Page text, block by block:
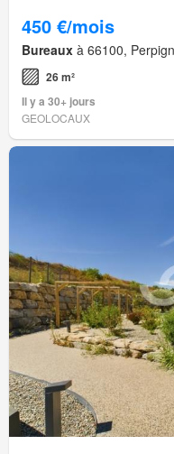
450 €/mois
Bureaux à 66100,
26 m²
Il y a 30+ jours
GEOLOCAUX